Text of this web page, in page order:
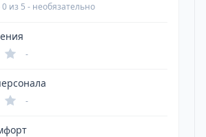
из 5 - необязательно
-
-